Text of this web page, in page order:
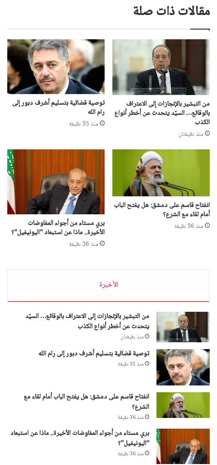
مقالات ذات صلة
من التبشير بالإنجازات إلى الاعتراف
بالوقائع… السيّد يتحدث عن أخطر أنواع
الكذب
منذ دقيقتان
توصية قضائية بتسليم أشرف دبور إلى
رام الله
منذ 35 دقيقة
انفتاح قاسم على دمشق: هل يفتح الباب
أمام لقاء مع الشرع؟
منذ 36 دقيقة بري مستاء من أجواء المفاوضات
الأخيرة.. ماذا عن استبعاد “اليونيفيل”؟
منذ 36 دقيقة
الأخيرة
من التبشير بالإنجازات إلى الاعتراف بالوقائع… السيّد
يتحدث عن أخطر أنواع الكذب
منذ دقيقتان
توصية قضائية بتسليم أشرف دبور إلى رام الله
منذ 35 دقيقة
انفتاح قاسم على دمشق: هل يفتح الباب أمام لقاء مع
الشرع؟
منذ 36 دقيقة
بري مستاء من أجواء المفاوضات الأخيرة.. ماذا عن استبعاد
“اليونيفيل”؟
منذ 36 دقيقة